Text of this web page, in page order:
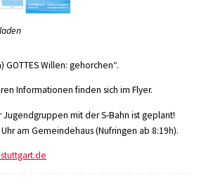
GOTTES Willen: gehorchen“.
Informationen finden sich im Flyer.
mit der S-Bahn ist geplant!
am Gemeindehaus (Nufringen ab 8:19h).